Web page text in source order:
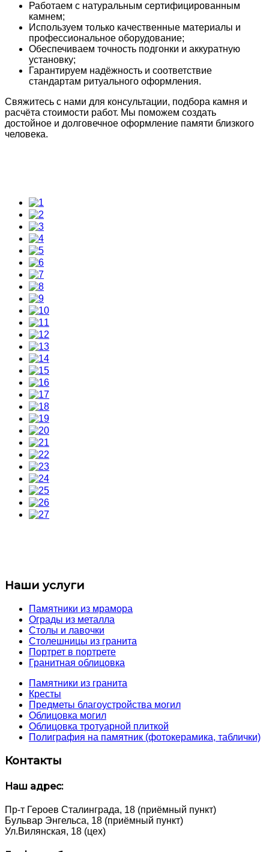
Работаем с натуральным сертифицированным
камнем;
Используем только качественные материалы и
профессиональное оборудование;
Обеспечиваем точность подгонки и аккуратную
установку;
Гарантируем надёжность и соответствие
стандартам ритуального оформления.
Свяжитесь с нами для консультации, подбора камня и
расчёта стоимости работ. Мы поможем создать
достойное и долговечное оформление памяти близкого
человека.
Наши услуги
Памятники из мрамора
Ограды из металла
Столы и лавочки
Столешницы из гранита
Портрет в портрете
Гранитная облицовка
Памятники из гранита
Кресты
Предметы благоустройства могил
Облицовка могил
Облицовка тротуарной плиткой
Полиграфия на памятник (фотокерамика, таблички)
Контакты
Наш адрес:
Пр-т Героев Сталинграда, 18 (приёмный пункт)
Бульвар Энгельса, 18 (приёмный пункт)
Ул.Вилянская, 18 (цех)